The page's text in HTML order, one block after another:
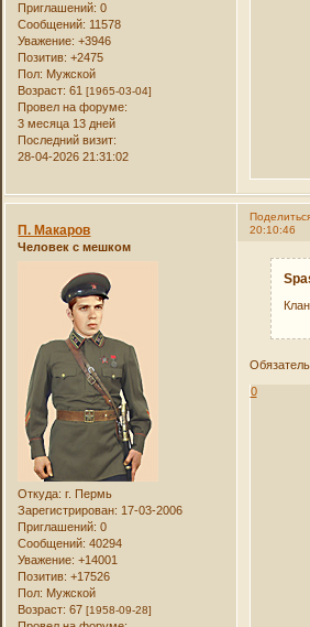
Приглашений: 0
Сообщений: 11578
Уважение: +3946
Позитив: +2475
Пол: Мужской
Возраст: 61[1965-03-04]
Провел на форуме:
3 месяца 13 дней
Последний визит:
28-04-2026 21:31:02
20:10:46
П. Макаров
Человек с мешком
Откуда: г. Пермь
Зарегистрирован: 17-03-2006
Приглашений: 0
Сообщений: 40294
Уважение: +14001
Позитив: +17526
Пол: Мужской
Возраст: 67[1958-09-28]
0